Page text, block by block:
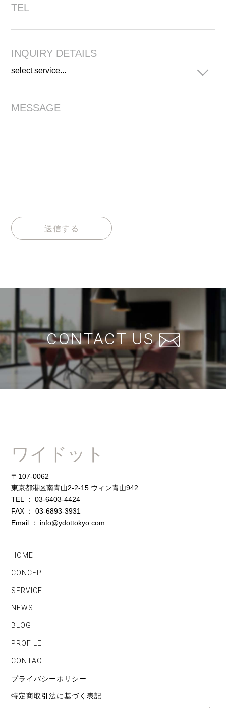
TEL
INQUIRY DETAILS
MESSAGE
送信する
CONTACT US
ワイドット
〒107-0062
東京都港区南青山2-2-15 ウィン青山942
TEL ： 03-6403-4424
FAX ： 03-6893-3931
Email ： info@ydottokyo.com
HOME
CONCEPT
SERVICE
NEWS
BLOG
PROFILE
CONTACT
プライバシーポリシー
特定商取引法に基づく表記